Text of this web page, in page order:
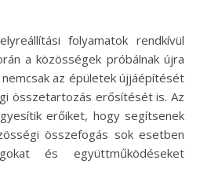
folyamatok rendkívül
a közösségek próbálnak újra
az épületek újjáépítését
összetartozás erősítését is. Az
erőiket, hogy segítsenek
összefogás sok esetben
és együttműködéseket